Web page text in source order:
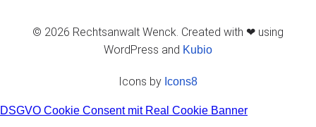
© 2026 Rechtsanwalt Wenck. Created with ❤ using
WordPress and Kubio
Icons by Icons8
DSGVO Cookie Consent mit Real Cookie Banner